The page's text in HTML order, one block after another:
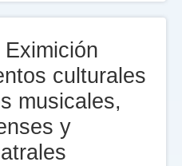
culturales
musicales,
y